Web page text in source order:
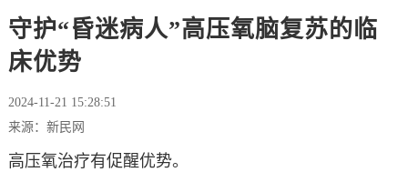
守护“昏迷病人”高压氧脑复苏的临
床优势
2024-11-21 15:28:51
来源：新民网
高压氧治疗有促醒优势。